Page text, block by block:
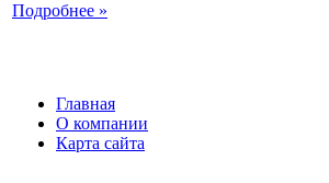
Подробнее »
Главная
О компании
Карта сайта